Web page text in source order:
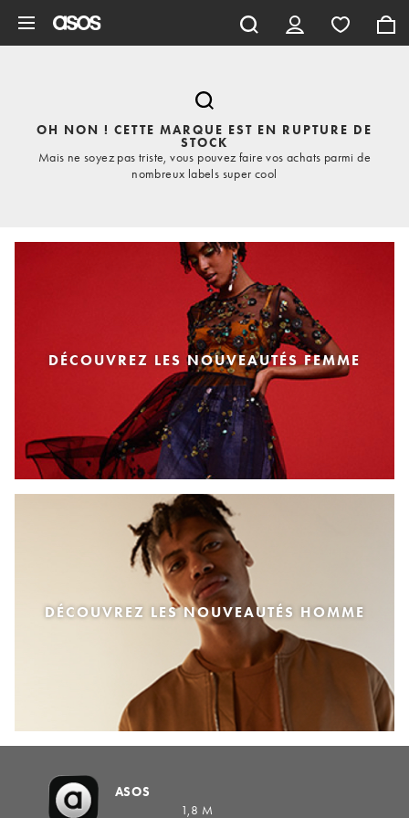
OH NON ! CETTE MARQUE EST EN RUPTURE DE
STOCK
Mais ne soyez pas triste, vous pouvez faire vos achats parmi de
nombreux labels super cool
DÉCOUVREZ LES NOUVEAUTÉS FEMME
DÉCOUVREZ LES NOUVEAUTÉS HOMME
ASOS
1,8 M